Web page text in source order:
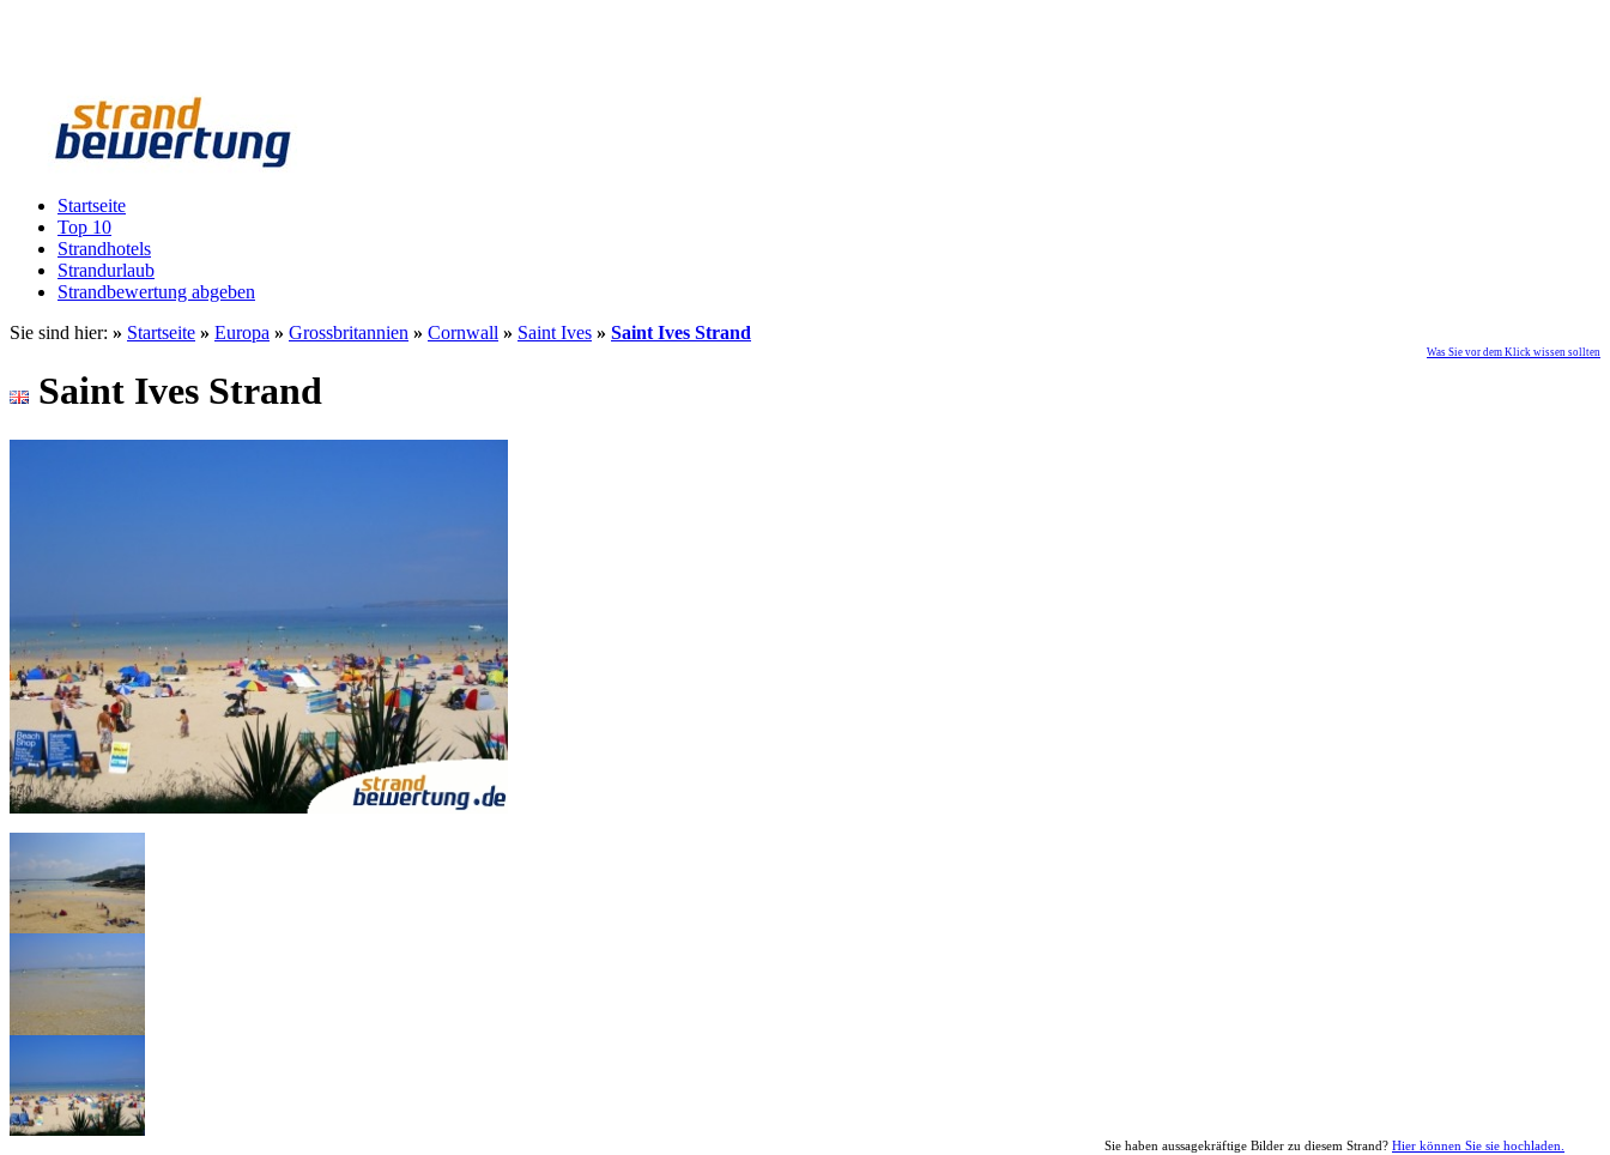
Startseite
Top 10
Strandhotels
Strandurlaub
Strandbewertung abgeben
Was Sie vor dem Klick wissen sollten
Sie sind hier: » Startseite » Europa » Grossbritannien » Cornwall » Saint Ives » Saint Ives Strand
Saint Ives Strand
Sie haben aussagekräftige Bilder zu diesem Strand? Hier können Sie sie hochladen.